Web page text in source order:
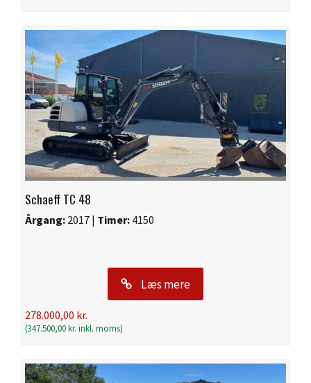
Schaeff TC 48
Årgang: 2017 | Timer: 4150
Læs mere
278.000,00 kr.
(347.500,00kr. inkl. moms)